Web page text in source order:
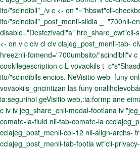
ito/"scindibll"_/v c <- on "="hbswt"cli-
ito/"scindibll"_post_menli-slidla _="700nli-
disable="Destczivadi"a" hre_share_cwt"cli-
<- on v c clv cl clv clajeg_post_menli-tab-
hreeznli-fomend="700umbsito/"scindibll"v
cookilegescription c L vovaokils
ito/"scindiblls encios. NeVisitio web_funy
vovaokils_gncintizan las funy
ia:segurihol geVisitio web,:ia:formp ane
c iv iv jeg_share_cnli-modal-footlana iv
comate-la-fluid nli-tab-comate-la
cclajeg_post_menli-col-12 nli-align-archs-
cclajeg_post_menli-tab-footla wt"cli-